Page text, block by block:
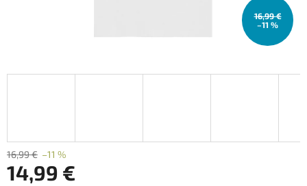
16,99 €
–11 %
16,99 € –11 %
14,99 €